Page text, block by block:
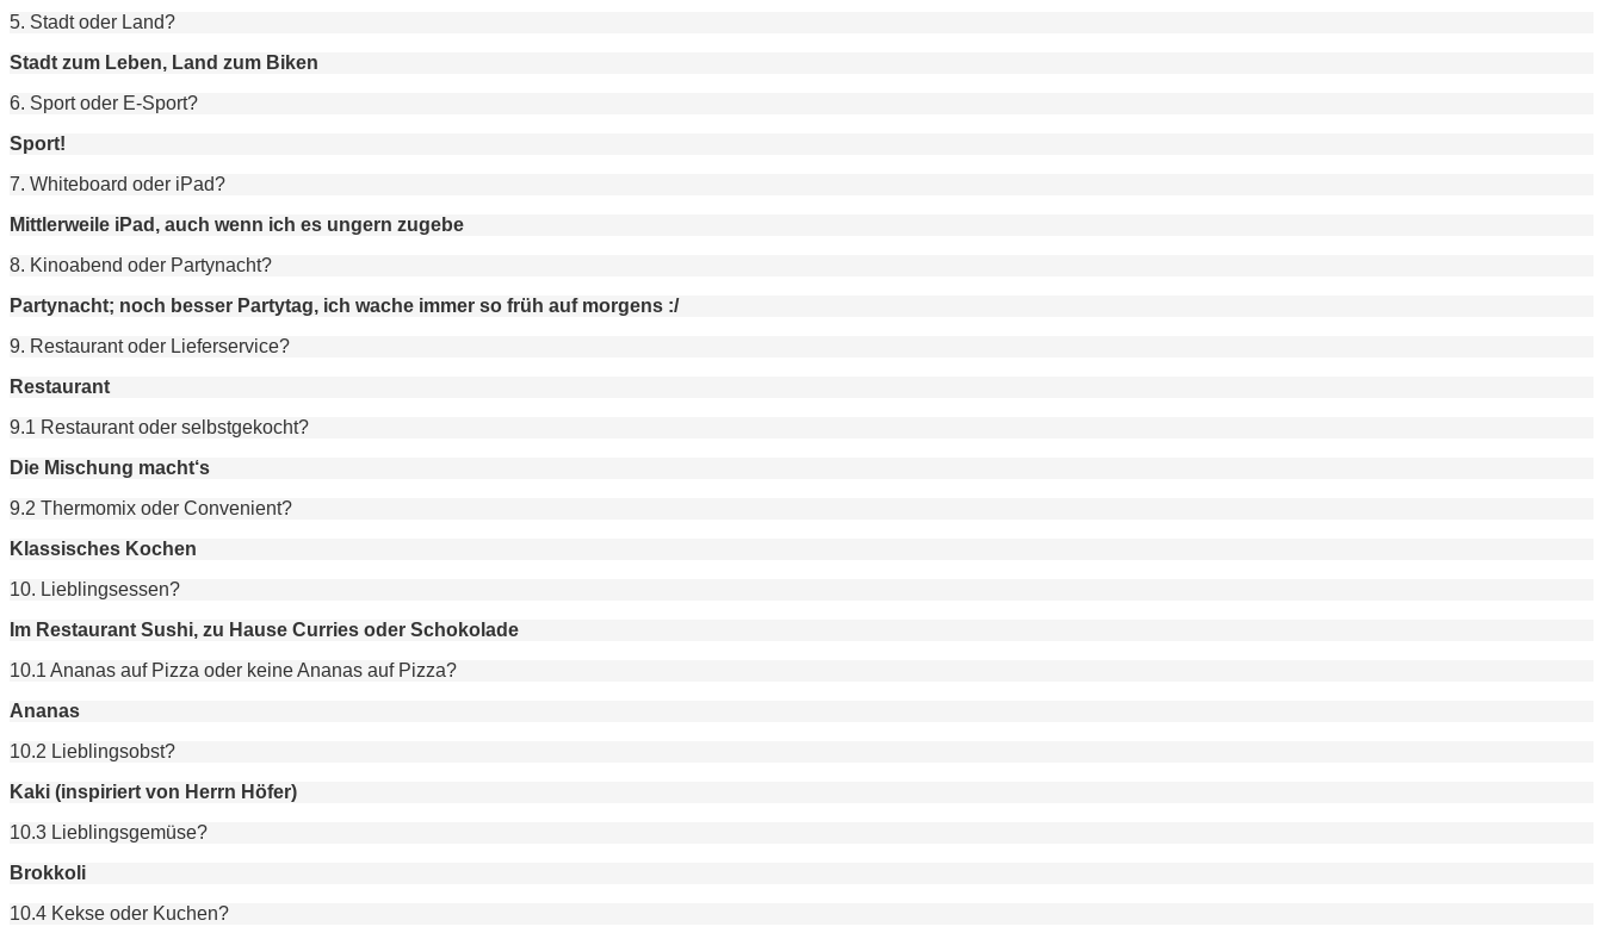
5. Stadt oder Land?
Stadt zum Leben, Land zum Biken
6. Sport oder E-Sport?
Sport!
7. Whiteboard oder iPad?
Mittlerweile iPad, auch wenn ich es ungern zugebe
8. Kinoabend oder Partynacht?
Partynacht; noch besser Partytag, ich wache immer so früh auf morgens :/
9. Restaurant oder Lieferservice?
Restaurant
9.1 Restaurant oder selbstgekocht?
Die Mischung macht‘s
9.2 Thermomix oder Convenient?
Klassisches Kochen
10. Lieblingsessen?
Im Restaurant Sushi, zu Hause Curries oder Schokolade
10.1 Ananas auf Pizza oder keine Ananas auf Pizza?
Ananas
10.2 Lieblingsobst?
Kaki (inspiriert von Herrn Höfer)
10.3 Lieblingsgemüse?
Brokkoli
10.4 Kekse oder Kuchen?